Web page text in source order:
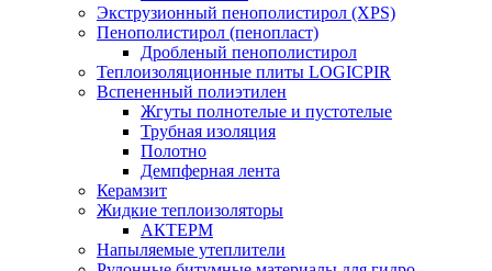
Экструзионный пенополистирол (XPS)
Пенополистирол (пенопласт)
Дробленый пенополистирол
Теплоизоляционные плиты LOGICPIR
Вспененный полиэтилен
Жгуты полнотелые и пустотелые
Трубная изоляция
Полотно
Демпферная лента
Керамзит
Жидкие теплоизоляторы
АКТЕРМ
Напыляемые утеплители